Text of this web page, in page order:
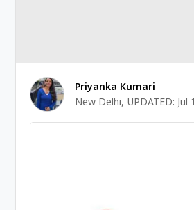
Priyanka Kumari
New Delhi, UPDATED: Jul